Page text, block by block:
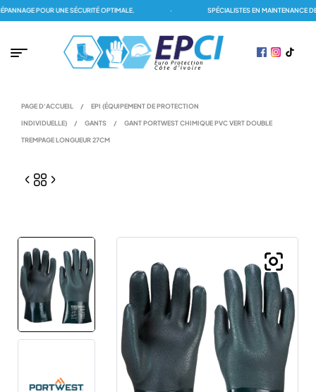
POUR UNE SÉCURITÉ OPTIMALE. SPÉCIALISTES EN MAINTENANCE
PAGE D'ACCUEIL / EPI (ÉQUIPEMENT DE PROTECTION
INDIVIDUELLE) / GANTS / GANT PORTWEST CHIMIQUE PVC VERT DOUBLE
TREMPAGE LONGUEUR 27CM